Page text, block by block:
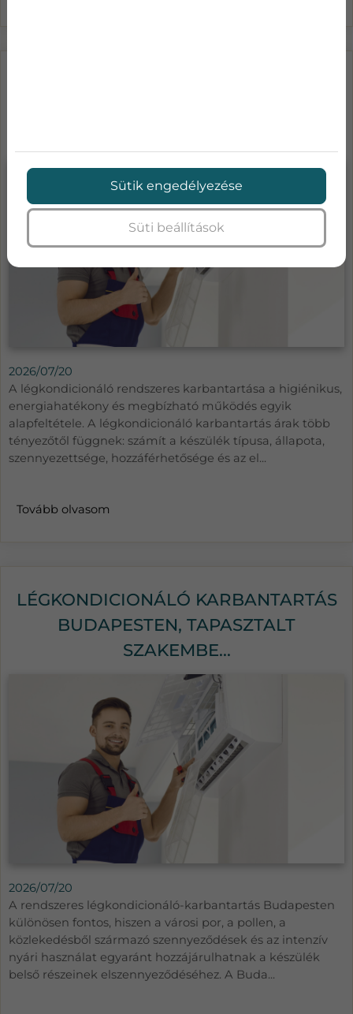
2026/07/20
A légkondicionáló rendszeres karbantartása a higiénikus,
energiahatékony és megbízható működés egyik
alapfeltétele. A légkondicionáló karbantartás árak több
tényezőtől függnek: számít a készülék típusa, állapota,
szennyezettsége, hozzáférhetősége és az el...
Tovább olvasom
LÉGKONDICIONÁLÓ KARBANTARTÁS
BUDAPESTEN, TAPASZTALT
SZAKEMBE...
2026/07/20
A rendszeres légkondicionáló-karbantartás Budapesten
különösen fontos, hiszen a városi por, a pollen, a
közlekedésből származó szennyeződések és az intenzív
nyári használat egyaránt hozzájárulhatnak a készülék
belső részeinek elszennyeződéséhez. A Buda...
Sütik engedélyezése
Süti beállítások